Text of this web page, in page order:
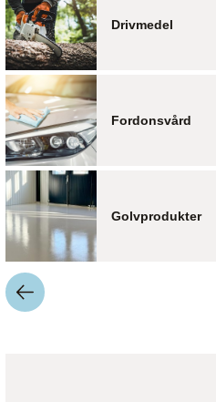
Drivmedel
Fordonsvård
Golvprodukter